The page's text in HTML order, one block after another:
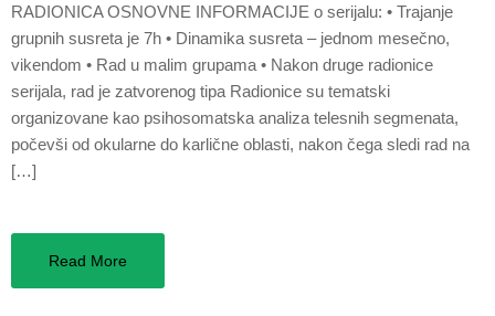
RADIONICA OSNOVNE INFORMACIJE o serijalu: • Trajanje
grupnih susreta je 7h • Dinamika susreta – jednom mesečno,
vikendom • Rad u malim grupama • Nakon druge radionice
serijala, rad je zatvorenog tipa Radionice su tematski
organizovane kao psihosomatska analiza telesnih segmenata,
počevši od okularne do karlične oblasti, nakon čega sledi rad na
[…]
Read More